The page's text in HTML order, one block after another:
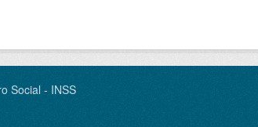
Social - INSS